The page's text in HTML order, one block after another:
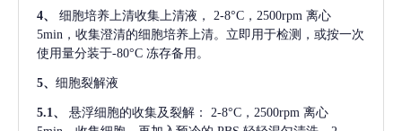
4、 细胞培养上清收集上清液，
2-8°C，2500rpm 离心
5min，收集澄清的细胞培养上清。立即用于检测，或按一次
使用量分装于-80°C 冻存备用。
5、 细胞裂解液
5.1、 悬浮细胞的收集及裂解：
2-8°C，2500rpm 离心